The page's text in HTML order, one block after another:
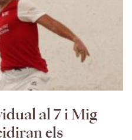
al 7 i Mig
els